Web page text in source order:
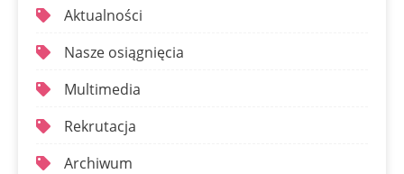
Aktualności
Nasze osiągnięcia
Multimedia
Rekrutacja
Archiwum